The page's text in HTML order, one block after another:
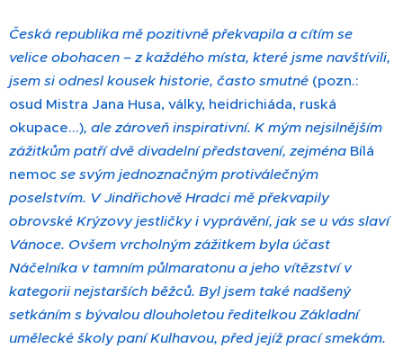
Česká republika mě pozitivně překvapila a cítím se
velice obohacen – z každého místa, které jsme navštívili,
jsem si odnesl kousek historie, často smutné (pozn.:
osud Mistra Jana Husa, války, heidrichiáda, ruská
okupace...), ale zároveň inspirativní. K mým nejsilnějším
zážitkům patří dvě divadelní představení, zejména Bílá
nemoc se svým jednoznačným protiválečným
poselstvím. V Jindřichově Hradci mě překvapily
obrovské Krýzovy jestličky i vyprávění, jak se u vás slaví
Vánoce. Ovšem vrcholným zážitkem byla účast
Náčelníka v tamním půlmaratonu a jeho vítězství v
kategorii nejstarších běžců. Byl jsem také nadšený
setkáním s bývalou dlouholetou ředitelkou Základní
umělecké školy paní Kulhavou, před jejíž prací smekám.